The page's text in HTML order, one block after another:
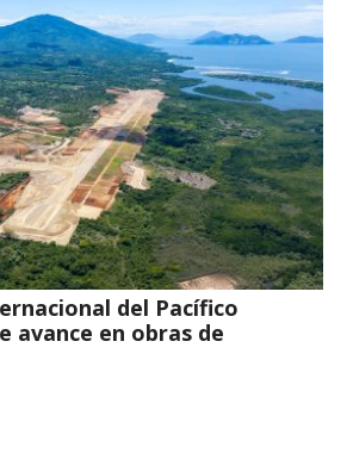
del Pacífico
avance en obras de